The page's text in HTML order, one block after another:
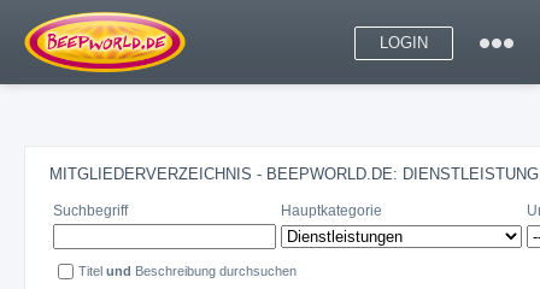
LOGIN
MITGLIEDERVERZEICHNIS - BEEPWORLD.DE:
Suchbegriff Hauptkategorie
Titel und Beschreibung durchsuchen